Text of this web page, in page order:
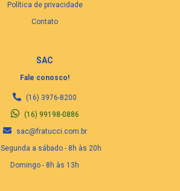
Política de privacidade
Contato
SAC
Fale conosco!
(16) 3976-8200
(16) 99198-0886
sac@fratucci.com.br
Segunda a sábado - 8h às 20h
Domingo - 8h às 13h